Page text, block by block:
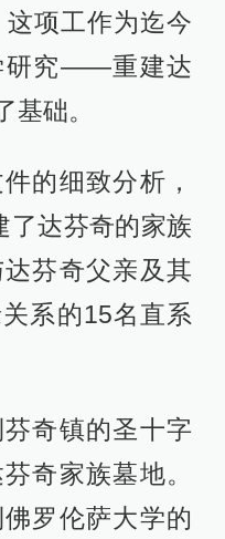
项工作为迄今
研究——重建达
基础。
的细致分析，
了达芬奇的家族
芬奇父亲及其
系的15名直系
奇镇的圣十字
奇家族墓地。
罗伦萨大学的